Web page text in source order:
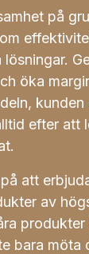
på
öka
kunden
efter att
att
av
produkter
bara möta